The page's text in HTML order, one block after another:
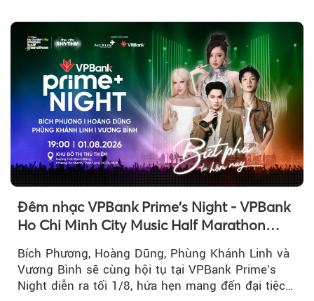
Đêm nhạc VPBank Prime's Night - VPBank
Ho Chi Minh City Music Half Marathon
Bích Phương, Hoàng Dũng, Phùng Khánh Linh và
Vương Bình sẽ cùng hội tụ tại VPBank Prime's
Night diễn ra tối 1/8, hứa hẹn mang đến đại tiệc